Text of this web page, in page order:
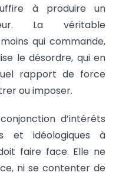
à produire un
La véritable
qui commande,
le désordre, qui en
rapport de force
ou imposer.
d’intérêts
et idéologiques à
faire face. Elle ne
ni se contenter de